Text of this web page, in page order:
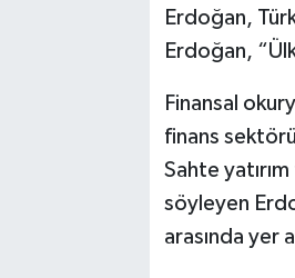
Erdoğan,
Erdoğan,
Finansal
finans
Sahte
söyleyen
arasında yer